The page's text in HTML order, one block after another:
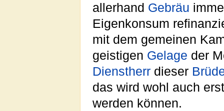
allerhand Gebräu
Eigenkonsum
mit dem gemeinen
geistigen Gelage der
Dienstherr dieser
das wird wohl auch
werden können.